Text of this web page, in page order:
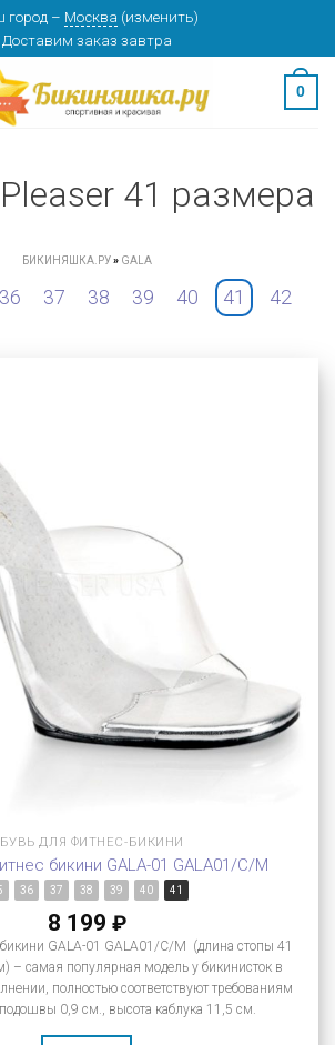
город – Москва (изменить)
Доставим заказ завтра
0
41 размера
БИКИНЯШКА.РУ» GALA
36 37 38 39 40 41 42
ДЛЯ ФИТНЕС-БИКИНИ
бикини GALA-01 GALA01/C/M
36 37 38 39 40 41
8 199 ₽
GALA-01 GALA01/C/M (длина стопы 41
– самая популярная модель у бикинисток в
полностью соответствуют требованиям
0,9 см., высота каблука 11,5 см.